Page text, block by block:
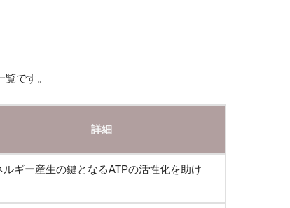
です。
詳細
ルギー産生の鍵となるATPの活性化を助け